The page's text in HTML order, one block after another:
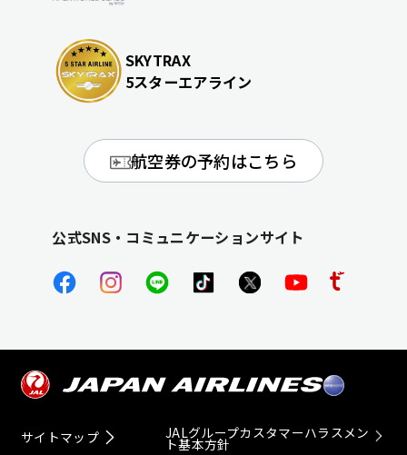
SKYTRAX
5スターエアライン
航空券の予約はこちら
公式SNS・コミュニケーションサイト
サイトマップ JALグループカスタマーハラスメン
ト基本方針